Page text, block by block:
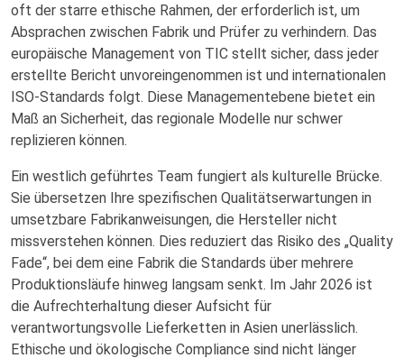
oft der starre ethische Rahmen, der erforderlich ist, um
Absprachen zwischen Fabrik und Prüfer zu verhindern. Das
europäische Management von TIC stellt sicher, dass jeder
erstellte Bericht unvoreingenommen ist und internationalen
ISO-Standards folgt. Diese Managementebene bietet ein
Maß an Sicherheit, das regionale Modelle nur schwer
replizieren können.
Ein westlich geführtes Team fungiert als kulturelle Brücke.
Sie übersetzen Ihre spezifischen Qualitätserwartungen in
umsetzbare Fabrikanweisungen, die Hersteller nicht
missverstehen können. Dies reduziert das Risiko des „Quality
Fade“, bei dem eine Fabrik die Standards über mehrere
Produktionsläufe hinweg langsam senkt. Im Jahr 2026 ist
die Aufrechterhaltung dieser Aufsicht für
verantwortungsvolle Lieferketten in Asien unerlässlich.
Ethische und ökologische Compliance sind nicht länger